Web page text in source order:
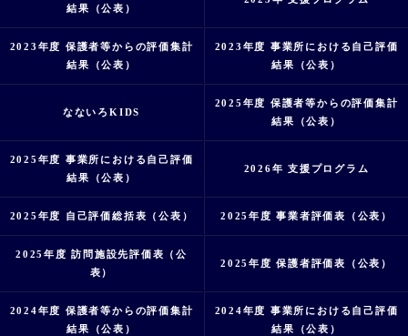
結果（公表）
2023年度 保護者等からの評価集計
結果（公表）
2023年度 事業所における自己評価
結果（公表）
なないろKIDS
2025年度 保護者等からの評価集計
結果（公表）
2025年度 事業所における自己評価
結果（公表）
2026年 支援プログラム
2025年度 自己評価総括表（公表） 2025年度 事業者評価表（公表）
2025年度 訪問施設先評価表（公
表）
2025年度 保護者評価表（公表）
2024年度 保護者等からの評価集計
結果（公表）
2024年度 事業所における自己評価
結果（公表）